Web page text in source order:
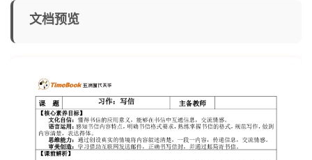
文档预览